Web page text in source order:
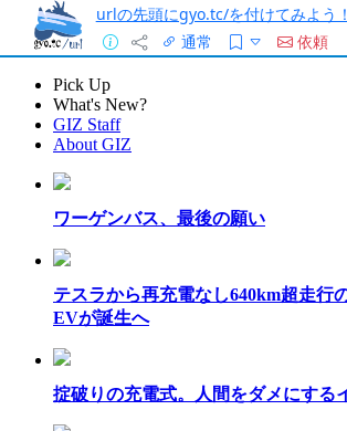
urlの先頭にgyo.tc/を付けてみよう！
通常
依頼